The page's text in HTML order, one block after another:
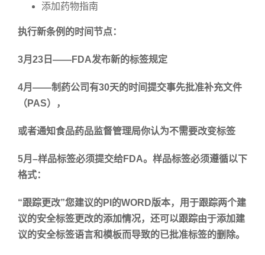
添加药物指南
执行新条例的时间节点：
3月 23 日 ——FDA发布新的标签规定
4月 ——制药公司有30天的时间提交事先批准补充文件
（ PAS），
或者通知食品药品监督管理局你认为不需要改变标签
5月 –样品标签必须提交给FDA。样品标签必须遵循以下
格式：
“跟踪更改”您建议的PI 的WORD版本，用于跟踪两个建
议的安全标签更改的添加情况，还可以跟踪由于添加建
议的安全标签语言和模板而导致的已批准标签的删除。